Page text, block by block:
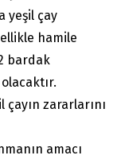
yeşil çay
hamile
bardak
çayın zararlarını
amacı